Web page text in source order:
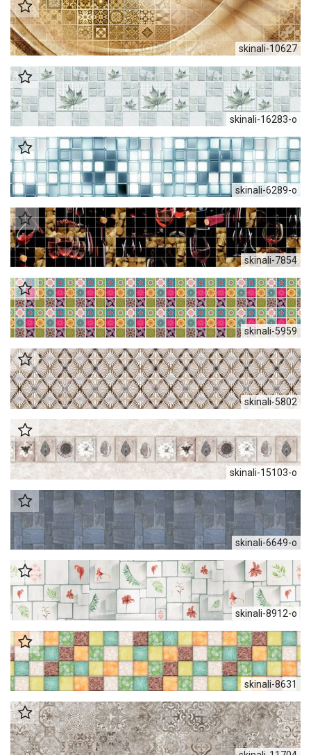
skinali-10627
skinali-16283-o
skinali-6289-o
skinali-7854
skinali-5959
skinali-5802
skinali-15103-o
skinali-6649-o
skinali-8912-o
skinali-8631